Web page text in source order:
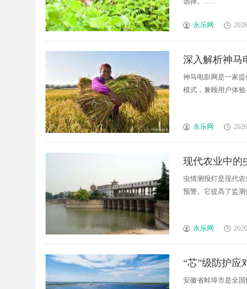
永乐网
深入解析神马
用指南
神马电影网是一家
模式，兼顾用户体
永乐网
现代农业中的
虫情测报灯是现代
预警。它提高了监
永乐网
“芯”级防护应
港产业园
安徽省蚌埠市是全